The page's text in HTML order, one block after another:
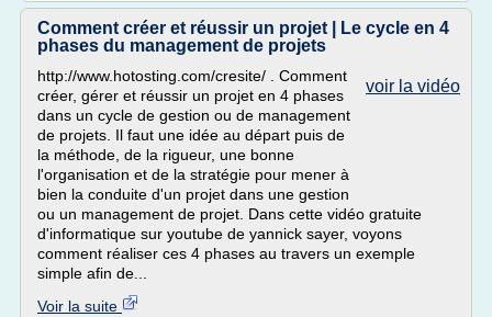
Comment créer et réussir un projet | Le cycle en 4
phases du management de projets
voir la vidéo
http://www.hotosting.com/cresite/ . Comment
créer, gérer et réussir un projet en 4 phases
dans un cycle de gestion ou de management
de projets. Il faut une idée au départ puis de
la méthode, de la rigueur, une bonne
l'organisation et de la stratégie pour mener à
bien la conduite d'un projet dans une gestion
ou un management de projet. Dans cette vidéo gratuite
d'informatique sur youtube de yannick sayer, voyons
comment réaliser ces 4 phases au travers un exemple
simple afin de...
Voir la suite